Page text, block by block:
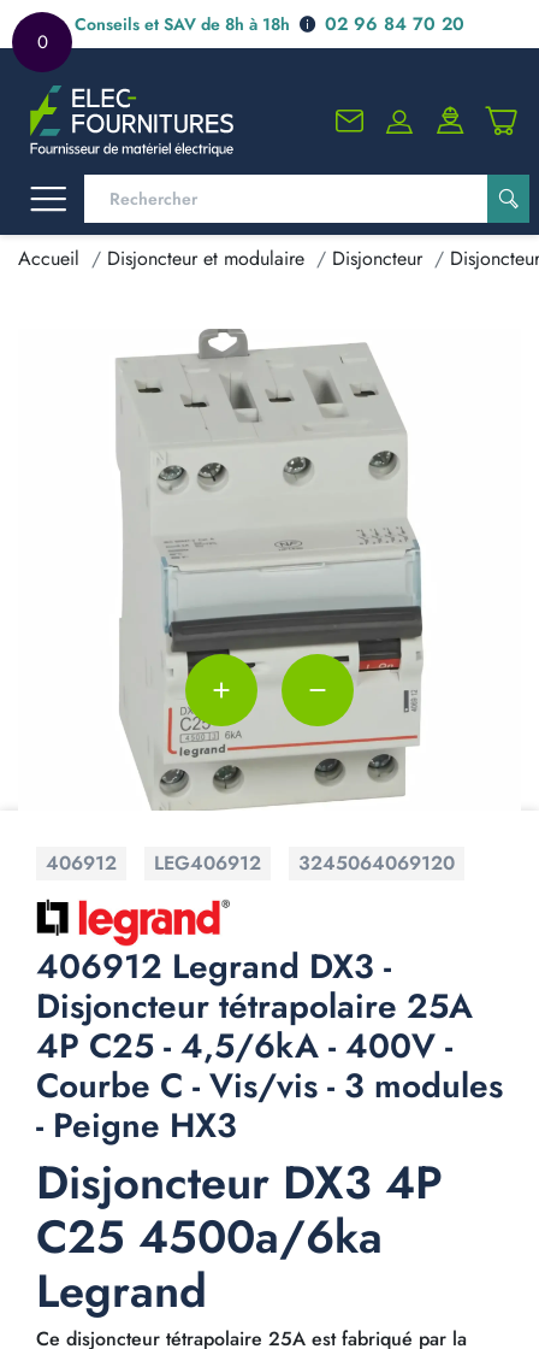
0
Conseils et SAV de 8h à 18h 02 96 84 70 20
Accueil Disjoncteur et modulaire Disjoncteur
406912 LEG406912 3245064069120
406912 Legrand DX3 -
Disjoncteur tétrapolaire 25A
4P C25 - 4,5/6kA - 400V -
Courbe C - Vis/vis - 3 modules
- Peigne HX3
Disjoncteur DX3 4P
C25 4500a/6ka
Legrand
Ce disjoncteur tétrapolaire 25A est fabriqué par la
add remove